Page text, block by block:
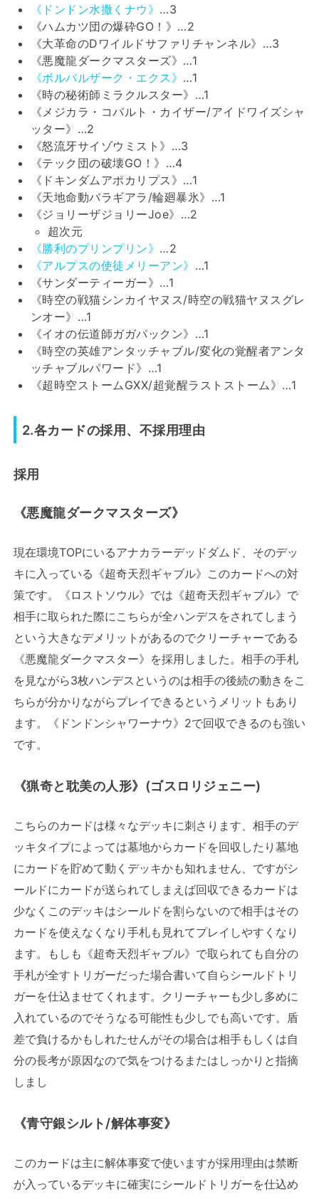
《ドンドン水撒くナウ》 …3
《ハムカツ団の爆砕GO！》…2
《大革命のDワイルドサファリチャンネル》…3
《悪魔龍ダークマスターズ》…1
《ボルバルザーク・エクス》 …1
《時の秘術師ミラクルスター》…1
《メジカラ・コバルト・カイザー/アイドワイズシャ
ッター》…2
《怒流牙サイゾウミスト》…3
《テック団の破壊GO！》…4
《ドキンダムアポカリプス》…1
《天地命動バラギアラ/輪廻暴氷》…1
《ジョリーザジョリーJoe》…2
超次元
《勝利のプリンプリン》 …2
《アルプスの使徒メリーアン》 …1
《サンダーティーガー》…1
《時空の戦猫シンカイヤヌス/時空の戦猫ヤヌスグレ
ンオー》…1
《イオの伝道師ガガパックン》…1
《時空の英雄アンタッチャブル/変化の覚醒者アンタ
ッチャブルパワード》…1
《超時空ストームGXX/超覚醒ラストストーム》…1
2.各カードの採用、不採用理由
採用
《悪魔龍ダークマスターズ》
現在環境TOPにいるアナカラーデッドダムド、そのデッ
キに入っている《超奇天烈ギャブル》このカードへの対
策です。《ロストソウル》では《超奇天烈ギャブル》で
相手に取られた際にこちらが全ハンデスをされてしまう
という大きなデメリットがあるのでクリーチャーである
《悪魔龍ダークマスター》を採用しました。相手の手札
を見ながら3枚ハンデスというのは相手の後続の動きをこ
ちらが分かりながらプレイできるというメリットもあり
ます。《ドンドンシャワーナウ》2で回収できるのも強い
です。
《猟奇と耽美の人形》(ゴスロリジェニー)
こちらのカードは様々なデッキに刺さります、相手のデ
ッキタイプによっては墓地からカードを回収したり墓地
にカードを貯めて動くデッキかも知れません、ですがシ
ールドにカードが送られてしまえば回収できるカードは
少なくこのデッキはシールドを割らないので相手はその
カードを使えなくなり手札も見れてプレイしやすくなり
ます。もしも《超奇天烈ギャブル》で取られても自分の
手札が全すトリガーだった場合書いて自らシールドトリ
ガーを仕込ませてくれます。クリーチャーも少し多めに
入れているのでそうなる可能性も少しでも高いです。盾
差で負けるかもしれたせんがその場合は相手もしくは自
分の長考が原因なので気をつけるまたはしっかりと指摘
しまし
《青守銀シルト/解体事変》
このカードは主に解体事変で使いますが採用理由は禁断
が入っているデッキに確実にシールドトリガーを仕込め